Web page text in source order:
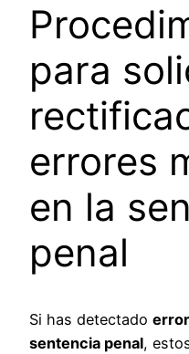
para
errores
en la
penal
Si has detectado
sentencia penal,